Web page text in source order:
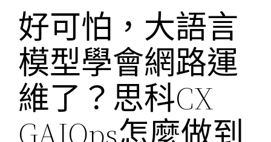
好可怕，大語言
模型學會網路運
維了？思科CX